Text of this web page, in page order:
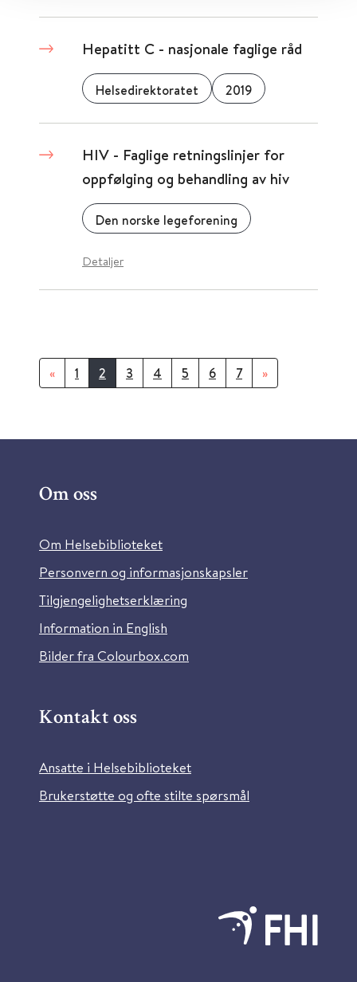
Hepatitt C - nasjonale faglige råd
Helsedirektoratet 2019
HIV - Faglige retningslinjer for
oppfølging og behandling av hiv
Den norske legeforening
Detaljer
« 1 2 3 4 5 6 7 »
Om oss
Om Helsebiblioteket
Personvern og informasjonskapsler
Tilgjengelighetserklæring
Information in English
Bilder fra Colourbox.com
Kontakt oss
Ansatte i Helsebiblioteket
Brukerstøtte og ofte stilte spørsmål